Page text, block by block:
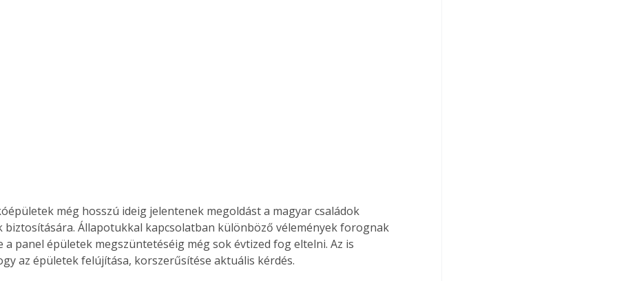
még hosszú ideig jelentenek megoldást a magyar családok
biztosítására. Állapotukkal kapcsolatban különböző vélemények forognak
a panel épületek megszüntetéséig még sok évtized fog eltelni. Az is
az épületek felújítása, korszerűsítése aktuális kérdés.